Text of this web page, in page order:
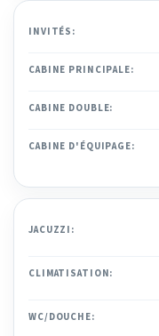
INVITÉS:
CABINE PRINCIPALE:
CABINE DOUBLE:
CABINE D'ÉQUIPAGE:
JACUZZI:
CLIMATISATION:
WC/DOUCHE: